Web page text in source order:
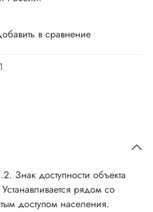
в сравнение
Знак доступности объекта
Устанавливается рядом со
доступом населения.